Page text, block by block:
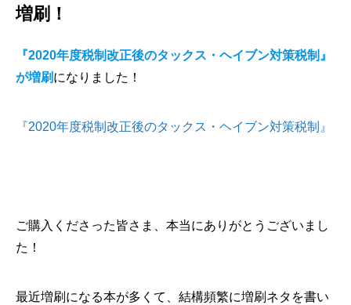
増刷！
『2020年度税制改正後のタックス・ヘイブン対策税制』
が増刷 になりました！
『2020年度税制改正後のタックス・ヘイブン対策税制』
ご購入くださった皆さま、本当にありがとうございまし
た！
最近増刷になる本が多くて、結構頻繁に増刷ネタを書い